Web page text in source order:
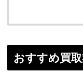
おすすめ買